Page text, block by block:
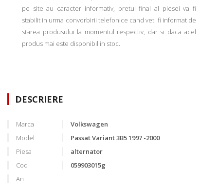
pe site au caracter informativ, pretul final al piesei va fi
stabilit in urma convorbirii telefonice cand veti fi informat de
starea produsului la momentul respectiv, dar si daca acel
produs mai este disponibil in stoc.
DESCRIERE
Marca
Volkswagen
Model
Passat Variant 3B5 1997 -2000
Piesa
alternator
Cod
059903015g
An